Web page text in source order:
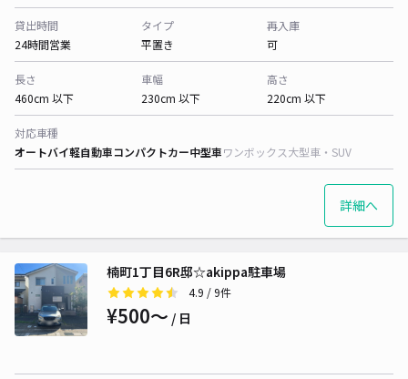
貸出時間
24時間営業
タイプ
平置き
再入庫
可
長さ
460cm 以下
車幅
230cm 以下
高さ
220cm 以下
対応車種
オートバイ軽自動車コンパクトカー中型車ワンボックス大型車・SUV
詳細へ
楠町1丁目6R邸☆akippa駐車場
4.9 / 9件
¥500〜 / 日